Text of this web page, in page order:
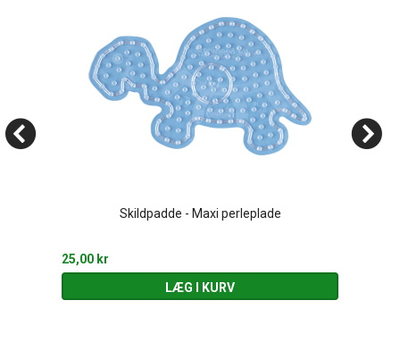
Skildpadde - Maxi perleplade
25,00 kr
LÆG I KURV